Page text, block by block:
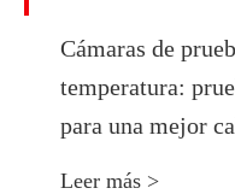
Cámaras de
temperatura:
para una mejor
Leer más >